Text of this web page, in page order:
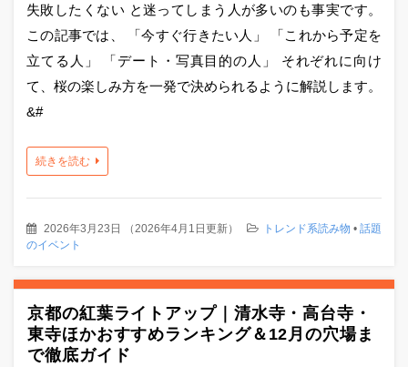
失敗したくない と迷ってしまう人が多いのも事実です。
この記事では、 「今すぐ行きたい人」 「これから予定を
立てる人」 「デート・写真目的の人」 それぞれに向け
て、桜の楽しみ方を一発で決められるように解説します。
&#
続きを読む
2026年3月23日 （2026年4月1日更新） トレンド系読み物 • 話題
のイベント
京都の紅葉ライトアップ｜清水寺・高台寺・
東寺ほかおすすめランキング＆12月の穴場ま
で徹底ガイド